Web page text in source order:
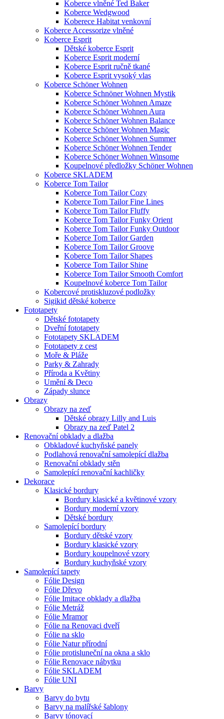
Koberce vlněné Ted Baker
Koberce Wedgwood
Koberece Habitat venkovní
Koberce Accessorize vlněné
Koberce Esprit
Dětské koberce Esprit
Koberce Esprit moderní
Koberce Esprit ručně tkané
Koberce Esprit vysoký vlas
Koberce Schöner Wohnen
Koberce Schnöner Wohnen Mystik
Koberce Schöner Wohnen Amaze
Koberce Schöner Wohnen Aura
Koberce Schöner Wohnen Balance
Koberce Schöner Wohnen Magic
Koberce Schöner Wohnen Summer
Koberce Schöner Wohnen Tender
Koberce Schöner Wohnen Winsome
Koupelnové předložky Schöner Wohnen
Koberce SKLADEM
Koberce Tom Tailor
Koberce Tom Tailor Cozy
Koberce Tom Tailor Fine Lines
Koberce Tom Tailor Fluffy
Koberce Tom Tailor Funky Orient
Koberce Tom Tailor Funky Outdoor
Koberce Tom Tailor Garden
Koberce Tom Tailor Groove
Koberce Tom Tailor Shapes
Koberce Tom Tailor Shine
Koberce Tom Tailor Smooth Comfort
Koupelnové koberce Tom Tailor
Kobercové protiskluzové podložky
Sigikid dětské koberce
Fototapety
Dětské fototapety
Dveřní fototapety
Fototapety SKLADEM
Fototapety z cest
Moře & Pláže
Parky & Zahrady
Příroda a Květiny
Umění & Deco
Západy slunce
Obrazy
Obrazy na zeď
Dětské obrazy Lilly and Luis
Obrazy na zeď Patel 2
Renovační obklady a dlažba
Obkladové kuchyňské panely
Podlahová renovační samolepící dlažba
Renovační obklady stěn
Samolepící renovační kachličky
Dekorace
Klasické bordury
Bordury klasické a květinové vzory
Bordury moderní vzory
Dětské bordury
Samolepící bordury
Bordury dětské vzory
Bordury klasické vzory
Bordury koupelnové vzory
Bordury kuchyňské vzory
Samolepící tapety
Fólie Design
Fólie Dřevo
Fólie Imitace obklady a dlažba
Fólie Metráž
Fólie Mramor
Fólie na Renovaci dveří
Fólie na sklo
Fólie Natur přírodní
Fólie protisluneční na okna a sklo
Fólie Renovace nábytku
Fólie SKLADEM
Fólie UNI
Barvy
Barvy do bytu
Barvy na malířské šablony
Barvy tónovací